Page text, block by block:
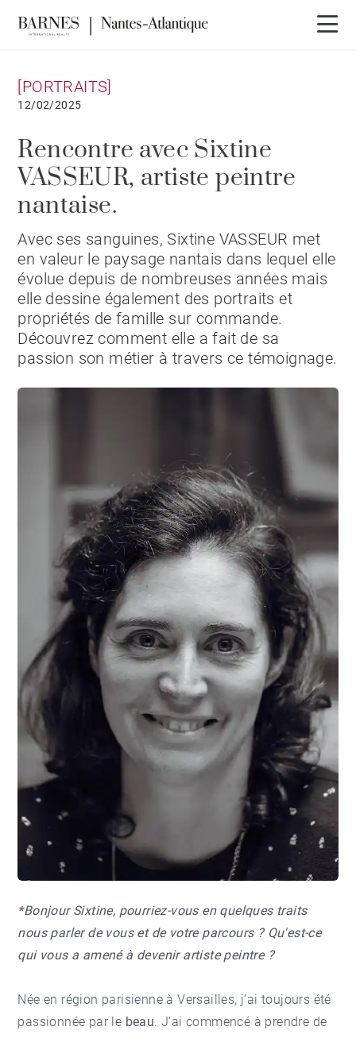
[PORTRAITS]
12/02/2025
Rencontre avec Sixtine
VASSEUR, artiste peintre
nantaise.
Avec ses sanguines, Sixtine VASSEUR met
en valeur le paysage nantais dans lequel elle
évolue depuis de nombreuses années mais
elle dessine également des portraits et
propriétés de famille sur commande.
Découvrez comment elle a fait de sa
passion son métier à travers ce témoignage.
*Bonjour Sixtine, pourriez-vous en quelques traits
nous parler de vous et de votre parcours ? Qu'est-ce
qui vous a amené à devenir artiste peintre ?
Née en région parisienne à Versailles, j’ai toujours été
passionnée par le beau. J’ai commencé à prendre de